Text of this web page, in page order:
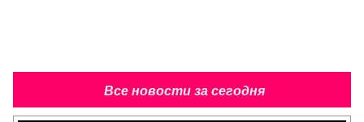
Все новости за сегодня